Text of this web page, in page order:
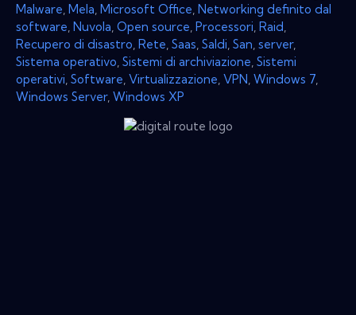
Malware Mela Microsoft Office Networking definito dal
software Nuvola Open source Processori Raid
Recupero di disastro Rete Saas Saldi San server,
Sistema operativo Sistemi di archiviazione Sistemi
operativi Software Virtualizzazione VPN Windows 7
Windows Server, Windows XP